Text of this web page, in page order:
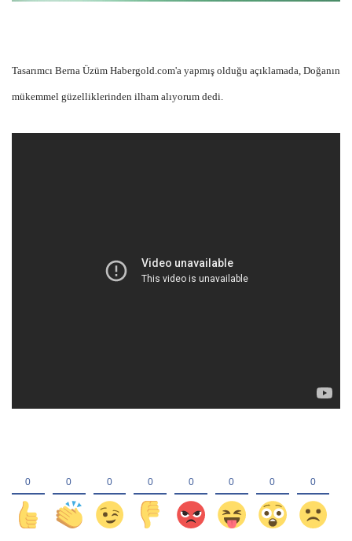
Tasarımcı Berna Üzüm Habergold.com'a yapmış olduğu açıklamada, Doğanın
mükemmel güzelliklerinden ilham alıyorum dedi.